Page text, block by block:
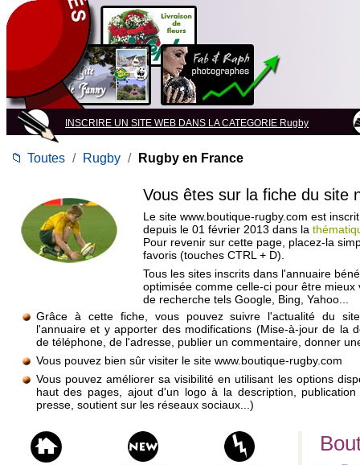
INSCRIRE UN SITE WEB DANS LA CATEGORIE Rugby
📁 Toutes / Rugby / Rugby en France
Vous êtes sur la fiche du site
Le site www.boutique-rugby.com est
depuis le 01 février 2013 dans la
Pour revenir sur cette page, placez-la
favoris (touches CTRL + D).
Tous les sites inscrits dans l'annuaire
optimisée comme celle-ci pour être mieux
de recherche tels Google, Bing, Yahoo...
Grâce à cette fiche, vous pouvez suivre l'actualité du
l'annuaire et y apporter des modifications (Mise-à-jour de la
de téléphone, de l'adresse, publier un commentaire, donner
Vous pouvez bien sûr visiter le site www.boutique-rugby.com
Vous pouvez améliorer sa visibilité en utilisant les options
haut des pages, ajout d'un logo à la description,
presse, soutient sur les réseaux sociaux...)